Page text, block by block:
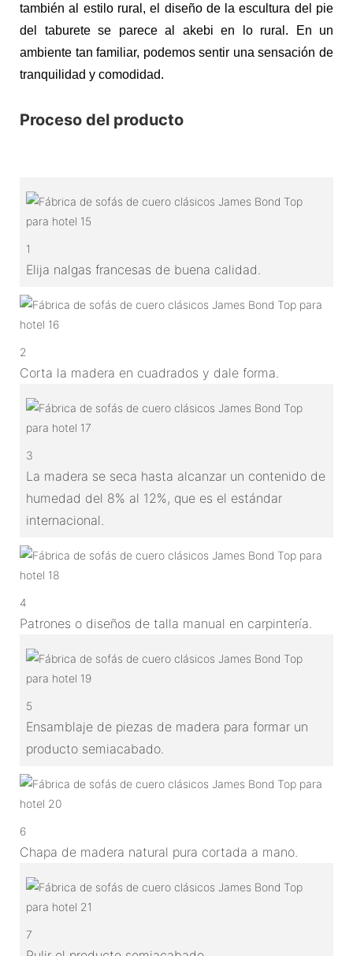
también al estilo rural, el diseño de la escultura del pie
del taburete se parece al akebi en lo rural. En un
ambiente tan familiar, podemos sentir una sensación de
tranquilidad y comodidad.
Proceso del producto
1
Elija nalgas francesas de buena calidad.
2
Corta la madera en cuadrados y dale forma.
3
La madera se seca hasta alcanzar un contenido de
humedad del 8% al 12%, que es el estándar
internacional.
4
Patrones o diseños de talla manual en carpintería.
5
Ensamblaje de piezas de madera para formar un
producto semiacabado.
6
Chapa de madera natural pura cortada a mano.
7